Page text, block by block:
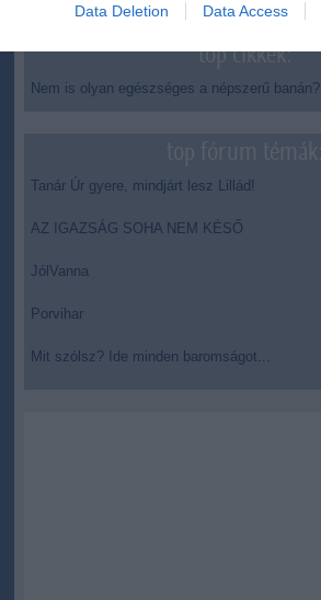
Data Deletion Data Access
top cikkek:
Nem is olyan egészséges a népszerű banán?
Tanár Úr gyere, mindjárt lesz Lillád!
AZ IGAZSÁG SOHA NEM KÉSŐ
JólVanna
Porvihar
Mit szólsz? Ide minden baromságot...